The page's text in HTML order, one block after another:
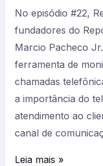
Matt
Montenegro
No episódio #22,
fundadores do
Marcio Pacheco
ferramenta de
chamadas
a importância do
atendimento ao
canal de
#22
Leia mais »